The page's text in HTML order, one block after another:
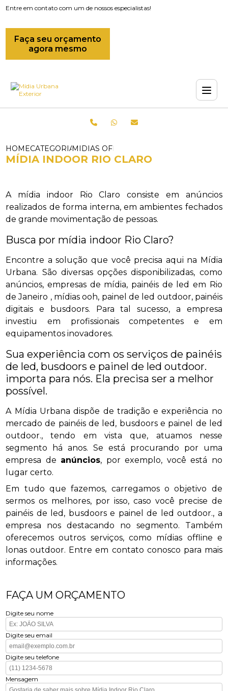
Entre em contato com um de nossos especialistas!
Faça seu orçamento
agora mesmo
HOMECATEGORIASMIDIAS OFFLINE_MIDIA INDOOR_MIDIA
MÍDIA INDOOR RIO CLARO
A mídia indoor Rio Claro consiste em anúncios
realizados de forma interna, em ambientes fechados
de grande movimentação de pessoas.
Busca por mídia indoor Rio Claro?
Encontre a solução que você precisa aqui na Mídia
Urbana. São diversas opções disponibilizadas, como
anúncios, empresas de mídia, painéis de led em Rio
de Janeiro , mídias ooh, painel de led outdoor, painéis
digitais e busdoors. Para tal sucesso, a empresa
investiu em profissionais competentes e em
equipamentos inovadores.
Sua experiência com os serviços de painéis
de led, busdoors e painel de led outdoor.
importa para nós. Ela precisa ser a melhor
possível.
A Mídia Urbana dispõe de tradição e experiência no
mercado de painéis de led, busdoors e painel de led
outdoor., tendo em vista que, atuamos nesse
segmento há anos. Se está procurando por uma
empresa de anúncios, por exemplo, você está no
lugar certo.
Em tudo que fazemos, carregamos o objetivo de
sermos os melhores, por isso, caso você precise de
painéis de led, busdoors e painel de led outdoor., a
empresa nos destacando no segmento. Também
oferecemos outros serviços, como mídias offline e
lonas outdoor. Entre em contato conosco para mais
informações.
FAÇA UM ORÇAMENTO
Digite seu nome
Digite seu email
Digite seu telefone
Mensagem